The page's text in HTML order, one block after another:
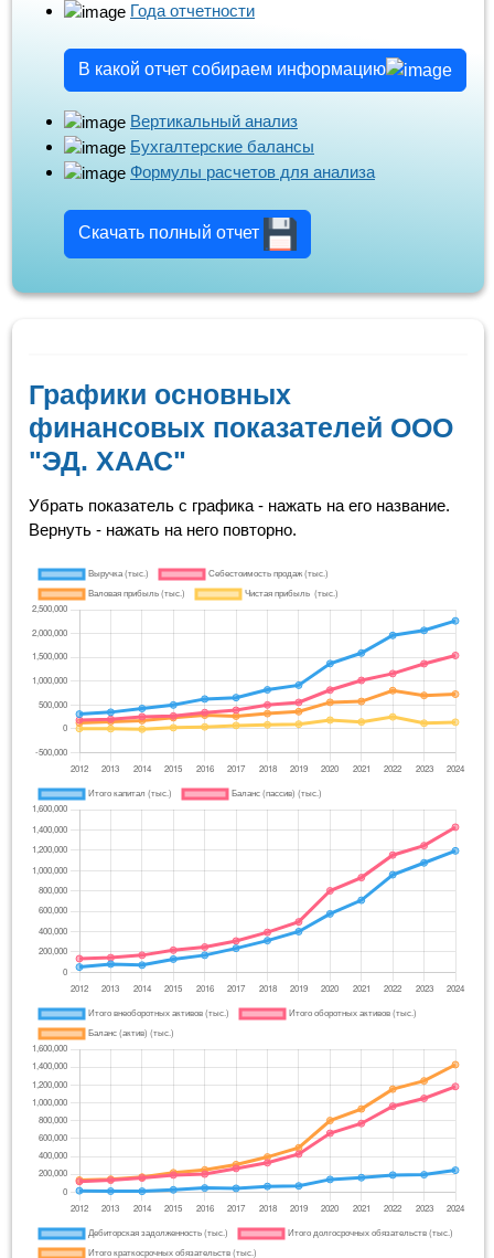
Года отчетности
В какой отчет собираем информацию
Вертикальный анализ
Бухгалтерские балансы
Формулы расчетов для анализа
Скачать полный отчет
Графики основных
финансовых показателей ООО
"ЭД. ХААС"
Убрать показатель с графика - нажать на его название.
Вернуть - нажать на него повторно.